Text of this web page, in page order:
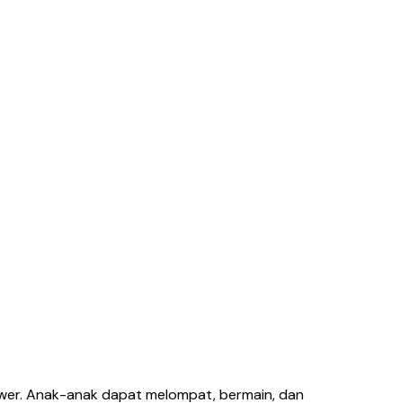
Anak-anak dapat melompat, bermain, dan